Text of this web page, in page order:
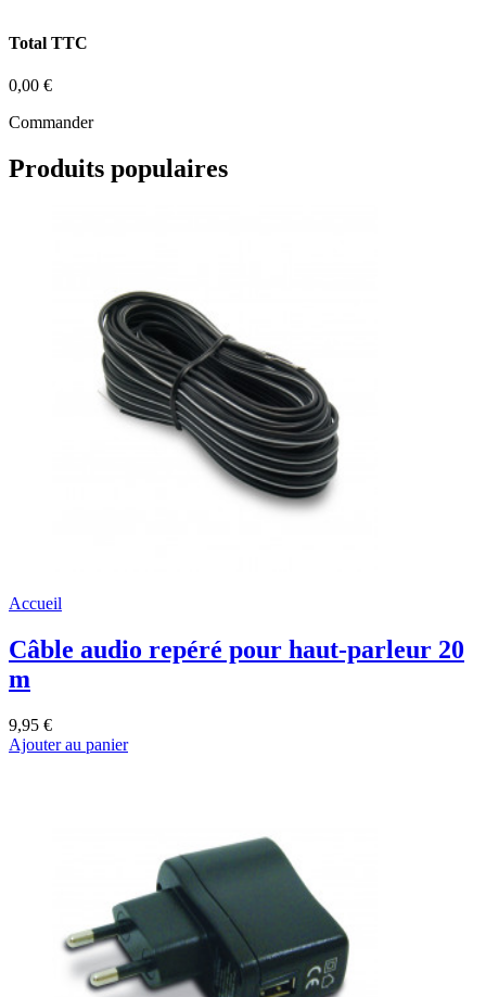
Total TTC
0,00 €
Commander
Produits populaires
Accueil
Câble audio repéré pour haut-parleur 20
m
9,95 €
Ajouter au panier